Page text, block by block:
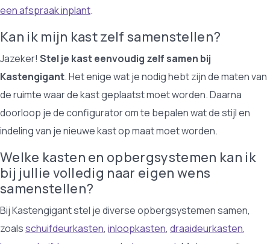
een afspraak inplant.
Kan ik mijn kast zelf samenstellen?
Jazeker! Stel je kast eenvoudig zelf samen bij
Kastengigant. Het enige wat je nodig hebt zijn de maten van
de ruimte waar de kast geplaatst moet worden. Daarna
doorloop je de configurator om te bepalen wat de stijl en
indeling van je nieuwe kast op maat moet worden.
Welke kasten en opbergsystemen kan ik
bij jullie volledig naar eigen wens
samenstellen?
Bij Kastengigant stel je diverse opbergsystemen samen,
zoalsschuifdeurkasten, inloopkasten, draaideurkasten,